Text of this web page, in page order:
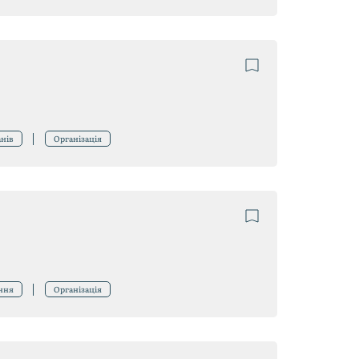
Організація
Організація